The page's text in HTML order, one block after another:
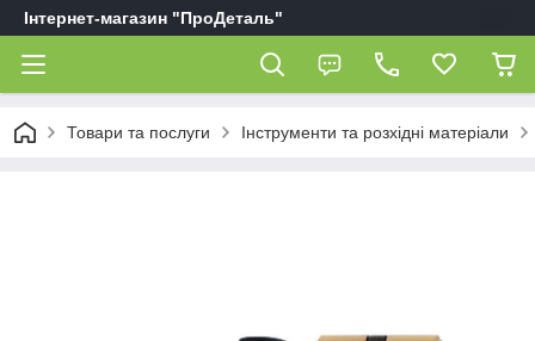
Інтернет-магазин "ПроДеталь"
Товари та послуги Інструменти та розхідні матеріали